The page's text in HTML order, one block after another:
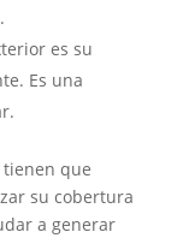
es su
Es una
tienen que
su cobertura
a generar